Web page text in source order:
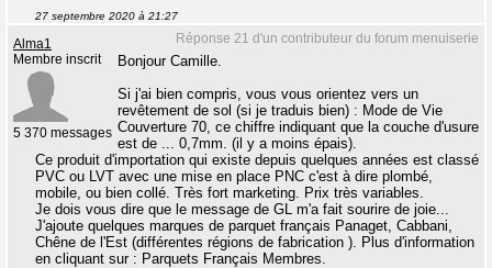
27 septembre 2020 à 21:27
Réponse 21 d'un contributeur du forum menuiserie
Alma1
Membre inscrit
5 370 messages
Bonjour Camille.
Si j'ai bien compris, vous vous orientez vers un
revêtement de sol (si je traduis bien) : Mode de Vie
Couverture 70, ce chiffre indiquant que la couche d'usure
est de ... 0,7mm. (il y a moins épais).
Ce produit d'importation qui existe depuis quelques années est classé
PVC ou LVT avec une mise en place PNC c'est à dire plombé,
mobile, ou bien collé. Très fort marketing. Prix très variables.
Je dois vous dire que le message de GL m'a fait sourire de joie...
J'ajoute quelques marques de parquet français Panaget, Cabbani,
Chêne de l'Est (différentes régions de fabrication ). Plus d'information
en cliquant sur : Parquets Français Membres.